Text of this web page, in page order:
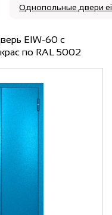
Однопольные двери
EIW-60 с
по RAL 5002